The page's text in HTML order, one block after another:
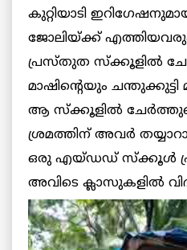
കുറ്റിയാടി
ജോലിയ്ക്ക്
പ്രസ്തുത സ്‌ക്കൂളില്‍
മാഷിന്റെയും
ആ സ്‌ക്കൂളില്‍
ശ്രമത്തിന് അവര്‍
ഒരു എയ്ഡഡ് സ്‌ക്കൂള്‍
അവിടെ ക്ലാസുകളില്‍